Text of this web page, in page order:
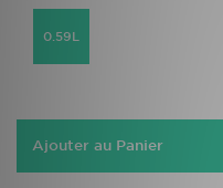
0.59L
Ajouter au Panier